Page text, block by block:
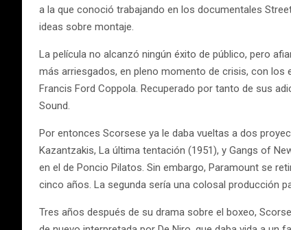
a la que conoció trabajando en los documentales
ideas sobre montaje.
La película no alcanzó ningún éxito de público, pero
más arriesgados, en pleno momento de crisis, con
Francis Ford Coppola. Recuperado por tanto de sus
Sound.
Por entonces Scorsese ya le daba vueltas a dos
Kazantzakis, La última tentación (1951), y Gangs of
en el de Poncio Pilatos. Sin embargo, Paramount se
cinco años. La segunda sería una colosal producción
Tres años después de su drama sobre el boxeo,